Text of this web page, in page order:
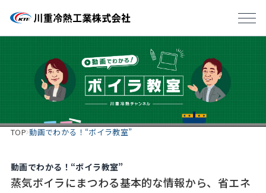
TOP 動画でわかる！“ボイラ教室”
動画でわかる！“ボイラ教室”
蒸気ボイラにまつわる基本的な情報から、省エネ